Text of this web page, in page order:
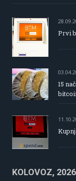
Prvi
15
KOLOVOZ, 2026